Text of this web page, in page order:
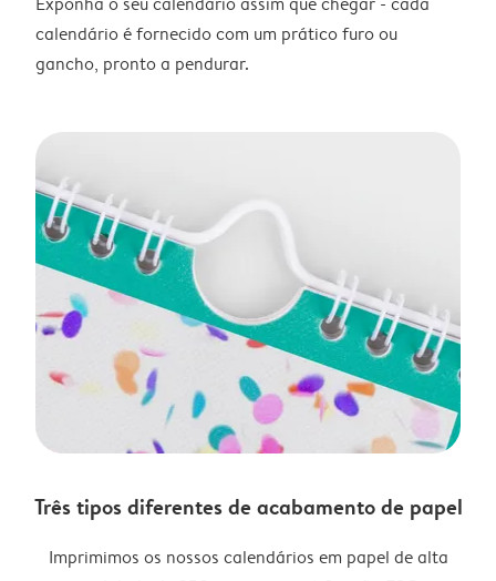
calendário é fornecido com um prático furo ou
gancho, pronto a pendurar.
Três tipos diferentes de acabamento de papel
Imprimimos os nossos calendários em papel de alta